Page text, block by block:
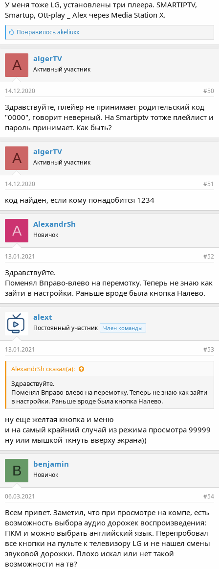
У меня тоже LG, установлены три плеера. SMARTIPTV,
Smartup, Ott-play _ Alex через Media Station X.
С
и
м
п
а
и
:
Понравилосьakeliuxx
A algerTV
Активный участник
14.12.2020 #50
Здравствуйте, плейер не принимает родительский код
"0000", говорит неверный. На Smartiptv тотже плейлист и
пароль принимает. Как быть?
A algerTV
Активный участник
14.12.2020 #51
код найден, если кому понадобится 1234
A AlexandrSh
Новичок
13.01.2021 #52
Здравствуйте.
Поменял Вправо-влево на перемотку. Теперь не знаю как
зайти в настройки. Раньше вроде была кнопка Налево.
alext
Постоянный участник Член команды
13.01.2021 #53
AlexandrSh сказал(а):
Здравствуйте.
Поменял Вправо-влево на перемотку. Теперь не знаю как зайти
в настройки. Раньше вроде была кнопка Налево.
ну еще желтая кнопка и меню
и на самый крайний случай из режима просмотра 99999
ну или мышкой ткнуть вверху экрана))
B benjamin
Новичок
06.03.2021 #54
Всем привет. Заметил, что при просмотре на компе, есть
возможность выбора аудио дорожек воспроизведения:
ПКМ и можно выбрать английский язык. Перепробовал
все кнопки на пульте к телевизору LG и не нашел смены
звуковой дорожки. Плохо искал или нет такой
возможности на тв?